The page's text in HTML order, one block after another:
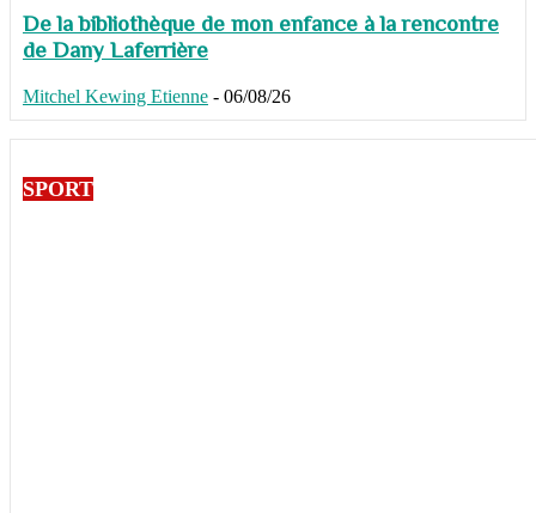
De la bibliothèque de mon enfance à la rencontre
de Dany Laferrière
Mitchel Kewing Etienne - 06/08/26
SPORT